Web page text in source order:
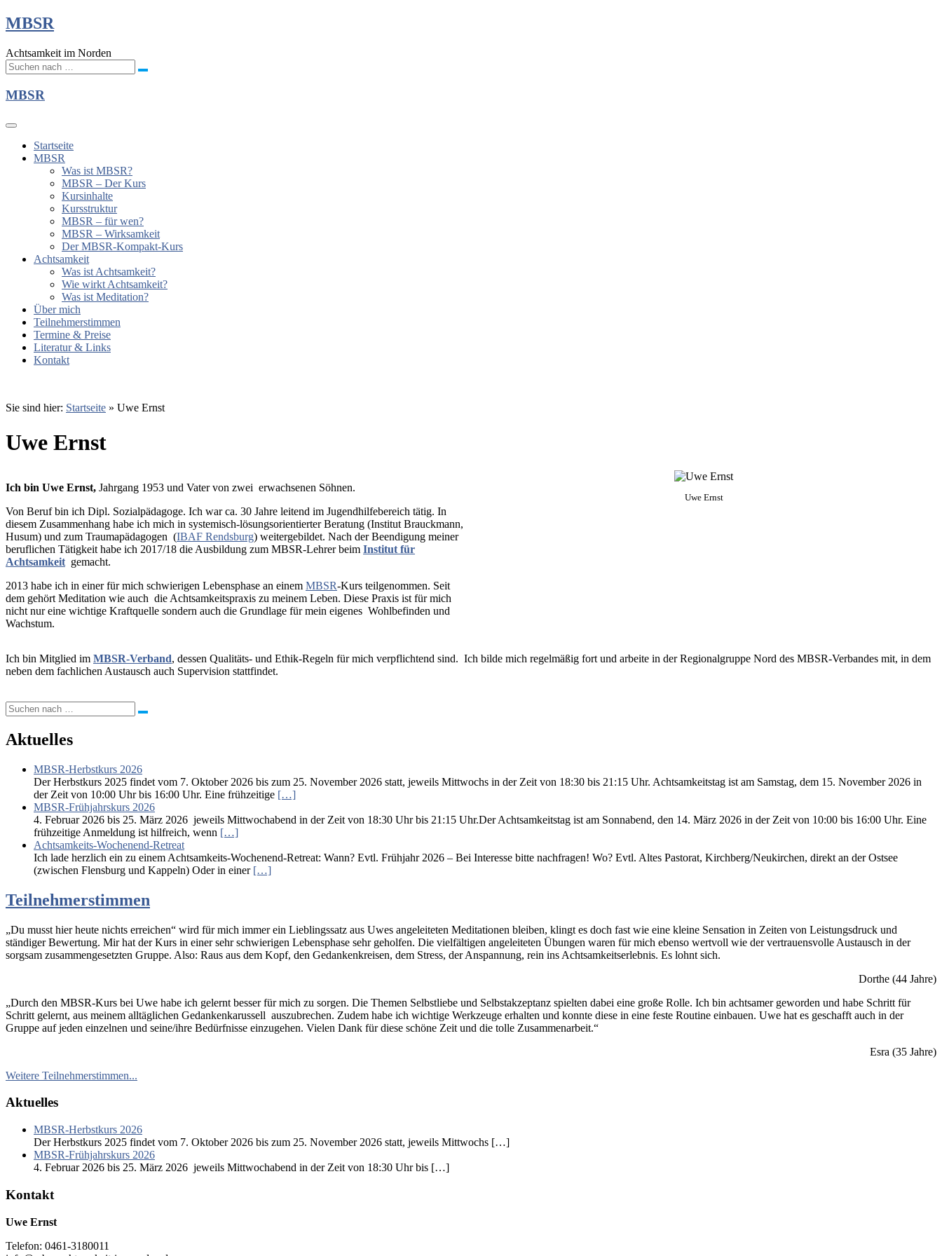
MBSR
Achtsamkeit im Norden
MBSR
Startseite
MBSR
Was ist MBSR?
MBSR – Der Kurs
Kursinhalte
Kursstruktur
MBSR – für wen?
MBSR – Wirksamkeit
Der MBSR-Kompakt-Kurs
Achtsamkeit
Was ist Achtsamkeit?
Wie wirkt Achtsamkeit?
Was ist Meditation?
Über mich
Teilnehmerstimmen
Termine & Preise
Literatur & Links
Kontakt
Sie sind hier: Startseite » Uwe Ernst
Uwe Ernst
Ich bin Uwe Ernst, Jahrgang 1953 und Vater von zwei erwachsenen Söhnen.
Von Beruf bin ich Dipl. Sozialpädagoge. Ich war ca. 30 Jahre leitend im Jugendhilfebereich tätig. In
diesem Zusammenhang habe ich mich in systemisch-lösungsorientierter Beratung (Institut Brauckmann,
Husum) und zum Traumapädagogen (IBAF Rendsburg) weitergebildet. Nach der Beendigung meiner
beruflichen Tätigkeit habe ich 2017/18 die Ausbildung zum MBSR-Lehrer beim Institut für
Achtsamkeit gemacht.
2013 habe ich in einer für mich schwierigen Lebensphase an einem MBSR-Kurs teilgenommen. Seit
dem gehört Meditation wie auch die Achtsamkeitspraxis zu meinem Leben. Diese Praxis ist für mich
nicht nur eine wichtige Kraftquelle sondern auch die Grundlage für mein eigenes Wohlbefinden und
Wachstum.
Uwe Ernst
Ich bin Mitglied im MBSR-Verband, dessen Qualitäts- und Ethik-Regeln für mich verpflichtend sind. Ich bilde mich regelmäßig fort und arbeite in der Regionalgruppe Nord des MBSR-Verbandes mit, in dem
neben dem fachlichen Austausch auch Supervision stattfindet.
Aktuelles
MBSR-Herbstkurs 2026
Der Herbstkurs 2025 findet vom 7. Oktober 2026 bis zum 25. November 2026 statt, jeweils Mittwochs in der Zeit von 18:30 bis 21:15 Uhr. Achtsamkeitstag ist am Samstag, dem 15. November 2026 in
der Zeit von 10:00 Uhr bis 16:00 Uhr. Eine frühzeitige […]
MBSR-Frühjahrskurs 2026
4. Februar 2026 bis 25. März 2026 jeweils Mittwochabend in der Zeit von 18:30 Uhr bis 21:15 Uhr.Der Achtsamkeitstag ist am Sonnabend, den 14. März 2026 in der Zeit von 10:00 bis 16:00 Uhr. Eine
frühzeitige Anmeldung ist hilfreich, wenn […]
Achtsamkeits-Wochenend-Retreat
Ich lade herzlich ein zu einem Achtsamkeits-Wochenend-Retreat: Wann? Evtl. Frühjahr 2026 – Bei Interesse bitte nachfragen! Wo? Evtl. Altes Pastorat, Kirchberg/Neukirchen, direkt an der Ostsee
(zwischen Flensburg und Kappeln) Oder in einer […]
Teilnehmerstimmen
„Du musst hier heute nichts erreichen“ wird für mich immer ein Lieblingssatz aus Uwes angeleiteten Meditationen bleiben, klingt es doch fast wie eine kleine Sensation in Zeiten von Leistungsdruck und
ständiger Bewertung. Mir hat der Kurs in einer sehr schwierigen Lebensphase sehr geholfen. Die vielfältigen angeleiteten Übungen waren für mich ebenso wertvoll wie der vertrauensvolle Austausch in der
sorgsam zusammengesetzten Gruppe. Also: Raus aus dem Kopf, den Gedankenkreisen, dem Stress, der Anspannung, rein ins Achtsamkeitserlebnis. Es lohnt sich.
Dorthe (44 Jahre)
„Durch den MBSR-Kurs bei Uwe habe ich gelernt besser für mich zu sorgen. Die Themen Selbstliebe und Selbstakzeptanz spielten dabei eine große Rolle. Ich bin achtsamer geworden und habe Schritt für
Schritt gelernt, aus meinem alltäglichen Gedankenkarussell auszubrechen. Zudem habe ich wichtige Werkzeuge erhalten und konnte diese in eine feste Routine einbauen. Uwe hat es geschafft auch in der
Gruppe auf jeden einzelnen und seine/ihre Bedürfnisse einzugehen. Vielen Dank für diese schöne Zeit und die tolle Zusammenarbeit.“
Esra (35 Jahre)
Weitere Teilnehmerstimmen...
Aktuelles
MBSR-Herbstkurs 2026
Der Herbstkurs 2025 findet vom 7. Oktober 2026 bis zum 25. November 2026 statt, jeweils Mittwochs […]
MBSR-Frühjahrskurs 2026
4. Februar 2026 bis 25. März 2026 jeweils Mittwochabend in der Zeit von 18:30 Uhr bis […]
Kontakt
Uwe Ernst
Telefon: 0461-3180011